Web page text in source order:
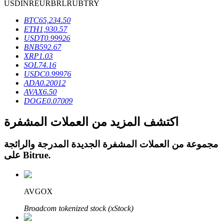
القروض
خدمة الاقتراض المدعومة بالعملات المشفرة
USDINREURBRLRUBTRY
BTC65,234.50
ETH1,930.57
USDT0.99926
BNB592.67
XRP1.03
SOL74.16
USDC0.99976
ADA0.20012
AVAX6.50
DOGE0.07009
اكتشف المزيد من العملات المشفرة
مجموعة من العملات المشفرة الجديدة المدرجة والرائجة
Bitrue.
AVGOX
Broadcom tokenized stock (xStock)